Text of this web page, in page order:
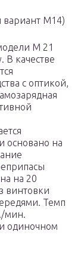
M14)
М 21
В качестве
с оптикой,
основано на
на 20
винтовки
Темп
мин.
одиночном